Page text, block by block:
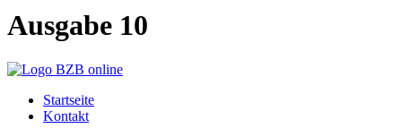
Ausgabe 10
Startseite
Kontakt